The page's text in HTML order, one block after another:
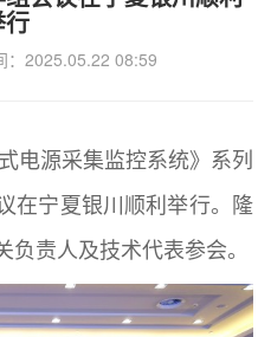
：2025.05.22 08:59
电源采集监控系统》系列
在宁夏银川顺利举行。隆
责人及技术代表参会。